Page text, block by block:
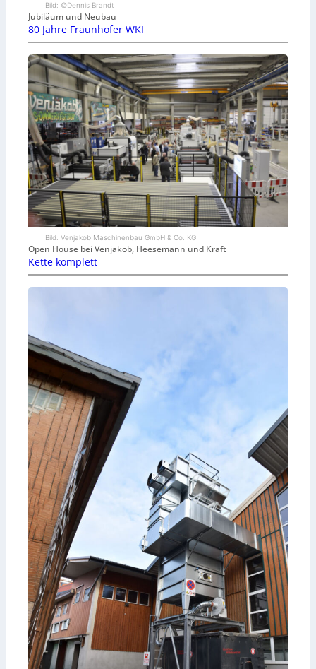
Bild: ©Dennis Brandt
Jubiläum und Neubau
80 Jahre Fraunhofer WKI
Bild: Venjakob Maschinenbau GmbH & Co. KG
Open House bei Venjakob, Heesemann und Kraft
Kette komplett